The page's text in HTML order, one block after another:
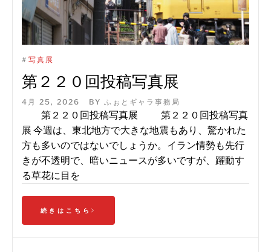
# 写真展
第２２０回投稿写真展
4月 25, 2026 BY ふぉとギャラ事務局
第２２０回投稿写真展 第２２０回投稿写真
展 今週は、東北地方で大きな地震もあり、驚かれた
方も多いのではないでしょうか。イラン情勢も先行
きが不透明で、暗いニュースが多いですが、躍動す
る草花に目を
続きはこちら